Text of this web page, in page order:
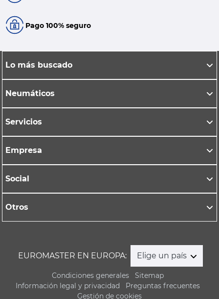
Pago 100% seguro
Lo más buscado
Neumáticos
Servicios
Empresa
Social
Otros
EUROMASTER EN EUROPA: Elige un país
Condiciones generales
Sitemap
Información legal y privacidad
Preguntas frecuentes
Gestión de cookies